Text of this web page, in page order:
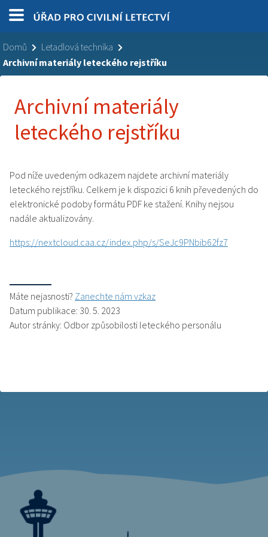
Domů
Letadlová technika
Archivní materiály leteckého rejstříku
Archivní materiály
leteckého rejstříku
Pod níže uvedeným odkazem najdete archivní materiály
leteckého rejstříku. Celkem je k dispozici 6 knih převedených do
elektronické podoby formátu PDF ke stažení. Knihy nejsou
nadále aktualizovány.
https://nextcloud.caa.cz/index.php/s/SeJc9PNbib62fz7
Máte nejasnosti? Zanechte nám vzkaz
Datum publikace: 30. 5. 2023
Autor stránky: Odbor způsobilosti leteckého personálu